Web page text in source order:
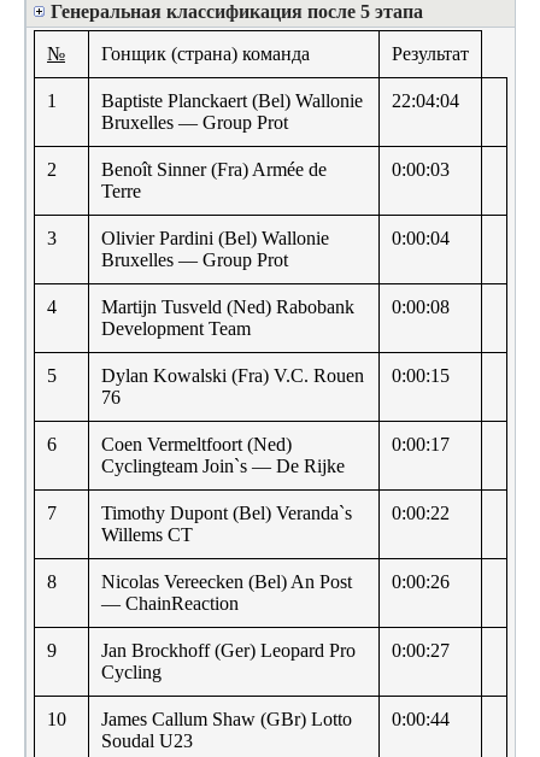
Генеральная классификация после 5 этапа
№ Гонщик (страна) команда Результат
1
Baptiste Planckaert (Bel) Wallonie
Bruxelles — Group Prot
22:04:04
2
Benoît Sinner (Fra) Armée de
Terre
0:00:03
3
Olivier Pardini (Bel) Wallonie
Bruxelles — Group Prot
0:00:04
4
Martijn Tusveld (Ned) Rabobank
Development Team
0:00:08
5
Dylan Kowalski (Fra) V.C. Rouen
76
0:00:15
6
Coen Vermeltfoort (Ned)
Cyclingteam Join`s — De Rijke
0:00:17
7
Timothy Dupont (Bel) Veranda`s
Willems CT
0:00:22
8
Nicolas Vereecken (Bel) An Post
— ChainReaction
0:00:26
9
Jan Brockhoff (Ger) Leopard Pro
Cycling
0:00:27
10
James Callum Shaw (GBr) Lotto
Soudal U23
0:00:44